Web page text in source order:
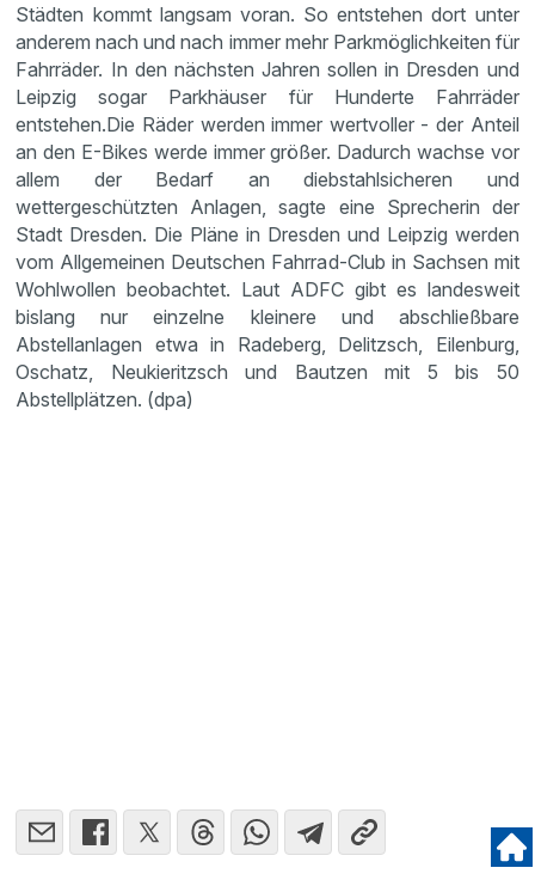
Städten kommt langsam voran. So entstehen dort unter
anderem nach und nach immer mehr Parkmöglichkeiten für
Fahrräder. In den nächsten Jahren sollen in Dresden und
Leipzig sogar Parkhäuser für Hunderte Fahrräder
entstehen.Die Räder werden immer wertvoller - der Anteil
an den E-Bikes werde immer größer. Dadurch wachse vor
allem der Bedarf an diebstahlsicheren und
wettergeschützten Anlagen, sagte eine Sprecherin der
Stadt Dresden. Die Pläne in Dresden und Leipzig werden
vom Allgemeinen Deutschen Fahrrad-Club in Sachsen mit
Wohlwollen beobachtet. Laut ADFC gibt es landesweit
bislang nur einzelne kleinere und abschließbare
Abstellanlagen etwa in Radeberg, Delitzsch, Eilenburg,
Oschatz, Neukieritzsch und Bautzen mit 5 bis 50
Abstellplätzen. (dpa)